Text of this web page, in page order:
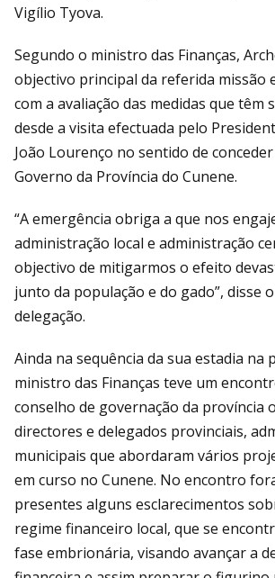
Vigílio Tyova.
Segundo o ministro das Finanças,
objectivo principal da referida missão
com a avaliação das medidas que têm
desde a visita efectuada pelo
João Lourenço no sentido de
Governo da Província do Cunene.
“A emergência obriga a que nos
administração local e administração
objectivo de mitigarmos o efeito
junto da população e do gado”, disse
delegação.
Ainda na sequência da sua estadia na
ministro das Finanças teve um
conselho de governação da província
directores e delegados provinciais,
municipais que abordaram vários
em curso no Cunene. No encontro
presentes alguns esclarecimentos
regime financeiro local, que se
fase embrionária, visando avançar a